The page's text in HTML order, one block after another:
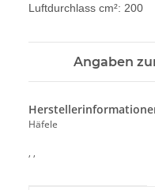
Luftdurchlass cm²: 200
Angaben
Häfele
, ,